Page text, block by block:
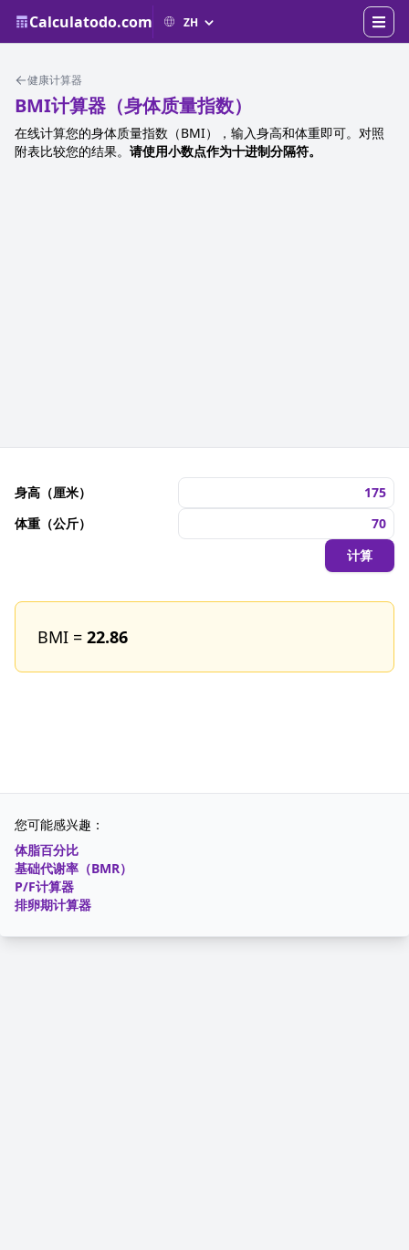
Calculatodo.com
健康计算器
BMI计算器（身体质量指数）
在线计算您的身体质量指数（BMI），输入身高和体重即可。对照
附表比较您的结果。 请使用小数点作为十进制分隔符。
身高（厘米）
体重（公斤）
计算
BMI = 22.86
您可能感兴趣：
体脂百分比
基础代谢率（BMR）
P/F计算器
排卵期计算器